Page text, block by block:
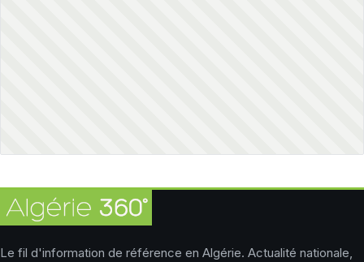
Le fil d'information de référence en Algérie. Actualité nationale,